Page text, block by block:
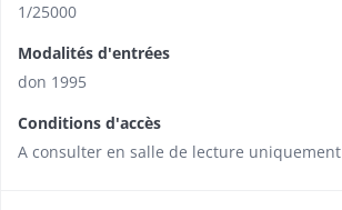
1/25000
Modalités d'entrées
don 1995
Conditions d'accès
A consulter en salle de lecture uniquement​